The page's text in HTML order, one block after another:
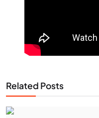
Related Posts